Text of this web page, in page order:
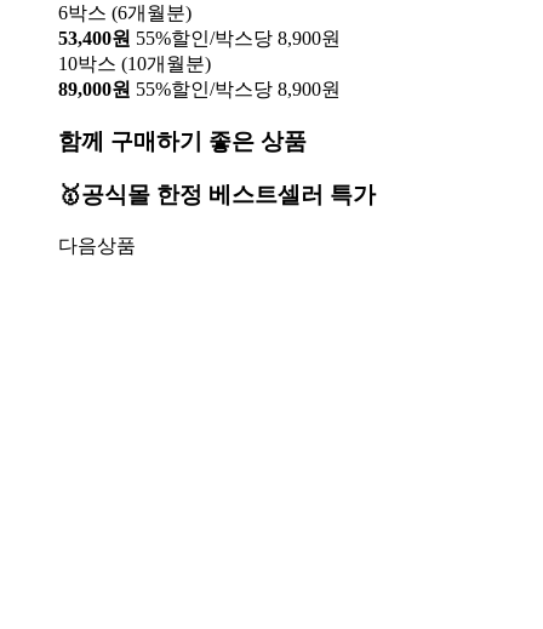
6박스 (6개월분)
53,400원 55%할인/박스당 8,900원
10박스 (10개월분)
89,000원 55%할인/박스당 8,900원
함께 구매하기 좋은 상품
🥇공식몰 한정 베스트셀러 특가
다음상품